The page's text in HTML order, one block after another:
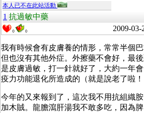
本人已不在此站活動
1 抗過敏中藥
0 0 2009-03-
我有時候會有皮膚養的情形，常常半個
但也沒有其他外症。外擦藥不會好，最
是皮膚過敏，打一針就好了，大約一年
疫力功能退化所造成的（就是說老了啦！
今年的又來報到了，這次我不用抗組織
加木賊。龍膽瀉肝湯我不敢多吃，因為